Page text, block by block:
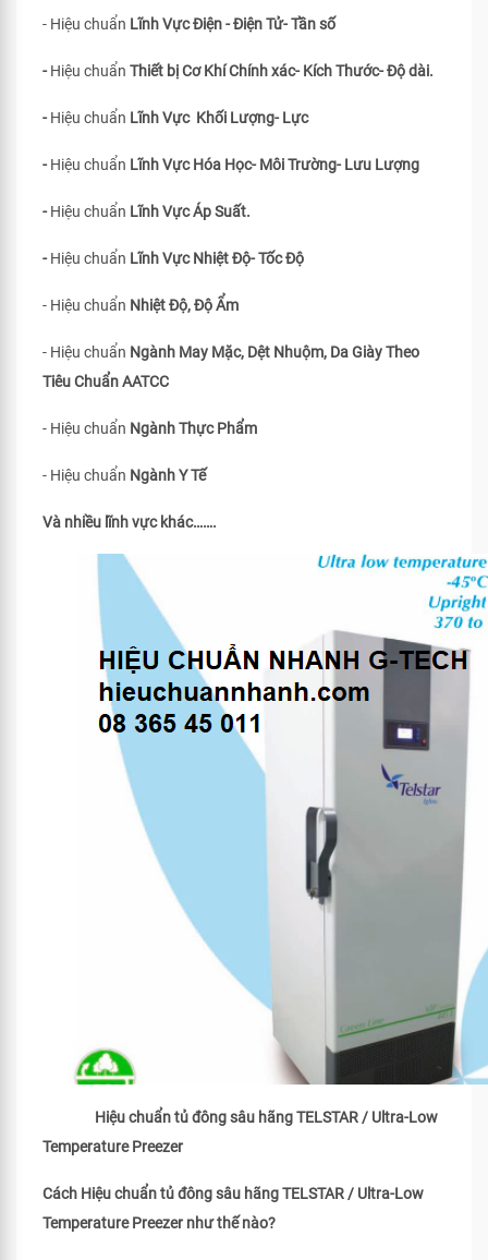
- Hiệu chuẩn Lĩnh Vực Điện - Điện Tử- Tần số
-Hiệu chuẩn Thiết bị Cơ Khí Chính xác- Kích Thước- Độ dài.
-Hiệu chuẩn Lĩnh Vực Khối Lượng- Lực
-Hiệu chuẩn Lĩnh Vực Hóa Học- Môi Trường- Lưu Lượng
-Hiệu chuẩn Lĩnh Vực Áp Suất.
-Hiệu chuẩn Lĩnh Vực Nhiệt Độ- Tốc Độ
- Hiệu chuẩn Nhiệt Độ, Độ Ẩm
- Hiệu chuẩn Ngành May Mặc, Dệt Nhuộm, Da Giày Theo
Tiêu ChuẩnAATCC
- Hiệu chuẩn Ngành Thực Phẩm
- Hiệu chuẩn Ngành Y Tế
Và nhiều lĩnh vực khác…….
Hiệu chuẩn tủ đông sâu hãng TELSTAR / Ultra-Low
Temperature Preezer
Cách Hiệu chuẩn tủ đông sâu hãng TELSTAR / Ultra-Low
Temperature Preezer như thế nào?